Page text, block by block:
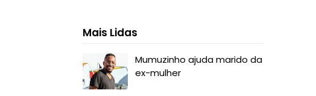
Mais Lidas
Mumuzinho ajuda marido da
ex-mulher